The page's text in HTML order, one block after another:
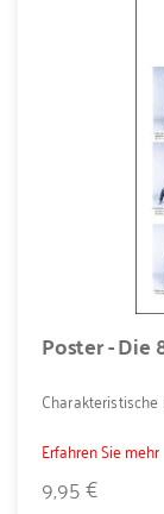
Poster - Die
Erfahren Sie mehr
9,95 €